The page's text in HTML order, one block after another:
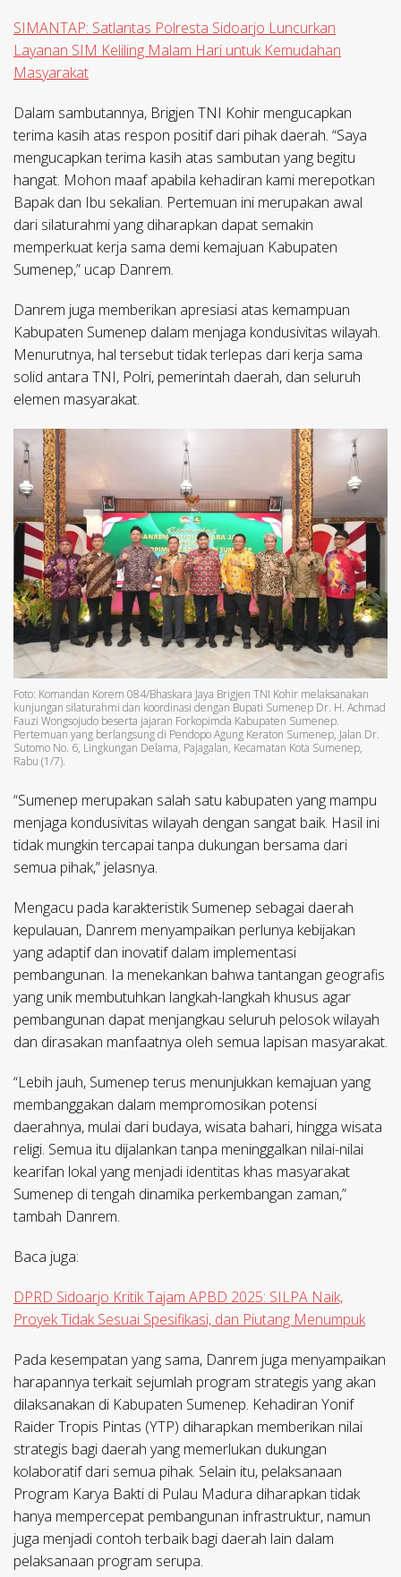
SIMANTAP: Satlantas Polresta Sidoarjo Luncurkan
Layanan SIM Keliling Malam Hari untuk Kemudahan
Masyarakat
Dalam sambutannya, Brigjen TNI Kohir mengucapkan
terima kasih atas respon positif dari pihak daerah. “Saya
mengucapkan terima kasih atas sambutan yang begitu
hangat. Mohon maaf apabila kehadiran kami merepotkan
Bapak dan Ibu sekalian. Pertemuan ini merupakan awal
dari silaturahmi yang diharapkan dapat semakin
memperkuat kerja sama demi kemajuan Kabupaten
Sumenep,” ucap Danrem.
Danrem juga memberikan apresiasi atas kemampuan
Kabupaten Sumenep dalam menjaga kondusivitas wilayah.
Menurutnya, hal tersebut tidak terlepas dari kerja sama
solid antara TNI, Polri, pemerintah daerah, dan seluruh
elemen masyarakat.
Foto: Komandan Korem 084/Bhaskara Jaya Brigjen TNI Kohir melaksanakan
kunjungan silaturahmi dan koordinasi dengan Bupati Sumenep Dr. H. Achmad
Fauzi Wongsojudo beserta jajaran Forkopimda Kabupaten Sumenep.
Pertemuan yang berlangsung di Pendopo Agung Keraton Sumenep, Jalan Dr.
Sutomo No. 6, Lingkungan Delama, Pajagalan, Kecamatan Kota Sumenep,
Rabu (1/7).
“Sumenep merupakan salah satu kabupaten yang mampu
menjaga kondusivitas wilayah dengan sangat baik. Hasil ini
tidak mungkin tercapai tanpa dukungan bersama dari
semua pihak,” jelasnya.
Mengacu pada karakteristik Sumenep sebagai daerah
kepulauan, Danrem menyampaikan perlunya kebijakan
yang adaptif dan inovatif dalam implementasi
pembangunan. Ia menekankan bahwa tantangan geografis
yang unik membutuhkan langkah-langkah khusus agar
pembangunan dapat menjangkau seluruh pelosok wilayah
dan dirasakan manfaatnya oleh semua lapisan masyarakat.
“Lebih jauh, Sumenep terus menunjukkan kemajuan yang
membanggakan dalam mempromosikan potensi
daerahnya, mulai dari budaya, wisata bahari, hingga wisata
religi. Semua itu dijalankan tanpa meninggalkan nilai-nilai
kearifan lokal yang menjadi identitas khas masyarakat
Sumenep di tengah dinamika perkembangan zaman,”
tambah Danrem.
Baca juga:
DPRD Sidoarjo Kritik Tajam APBD 2025: SILPA Naik,
Proyek Tidak Sesuai Spesifikasi, dan Piutang Menumpuk
Pada kesempatan yang sama, Danrem juga menyampaikan
harapannya terkait sejumlah program strategis yang akan
dilaksanakan di Kabupaten Sumenep. Kehadiran Yonif
Raider Tropis Pintas (YTP) diharapkan memberikan nilai
strategis bagi daerah yang memerlukan dukungan
kolaboratif dari semua pihak. Selain itu, pelaksanaan
Program Karya Bakti di Pulau Madura diharapkan tidak
hanya mempercepat pembangunan infrastruktur, namun
juga menjadi contoh terbaik bagi daerah lain dalam
pelaksanaan program serupa.